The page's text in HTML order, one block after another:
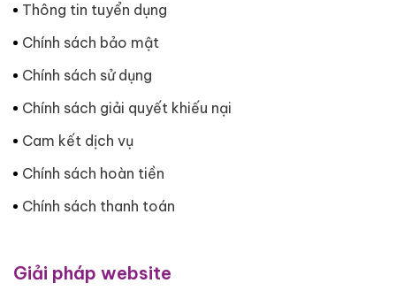
Thông tin tuyển dụng
Chính sách bảo mật
Chính sách sử dụng
Chính sách giải quyết khiếu nại
Cam kết dịch vụ
Chính sách hoàn tiền
Chính sách thanh toán
Giải pháp website